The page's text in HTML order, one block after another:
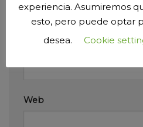
Correo electrónico*
Web
experiencia. Asumiremos
esto, pero puede optar
desea.
Cookie